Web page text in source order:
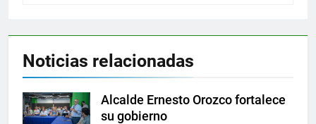
Noticias relacionadas
Alcalde Ernesto Orozco fortalece
su gobierno